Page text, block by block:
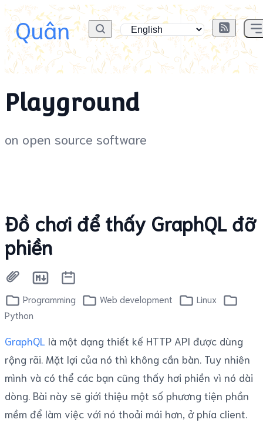
Quân
Playground
on open source software
Đồ chơi để thấy GraphQL đỡ
phiền
Programming Web development
Linux
Python
GraphQL là một dạng thiết kế HTTP API được dùng
rộng rãi. Mặt lợi của nó thì không cần bàn. Tuy nhiên
mình và có thể các bạn cũng thấy hơi phiền vì nó dài
dòng. Bài này sẽ giới thiệu một số phương tiện phần
mềm để làm việc với nó thoải mái hơn, ở phía client.